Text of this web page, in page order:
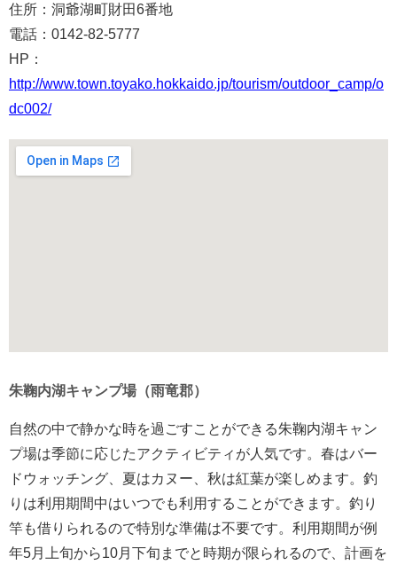
住所：洞爺湖町財田6番地
電話：0142-82-5777
HP：
http://www.town.toyako.hokkaido.jp/tourism/outdoor_camp/o
dc002/
朱鞠内湖キャンプ場（雨竜郡）
自然の中で静かな時を過ごすことができる朱鞠内湖キャン
プ場は季節に応じたアクティビティが人気です。春はバー
ドウォッチング、夏はカヌー、秋は紅葉が楽しめます。釣
りは利用期間中はいつでも利用することができます。釣り
竿も借りられるので特別な準備は不要です。利用期間が例
年5月上旬から10月下旬までと時期が限られるので、計画を